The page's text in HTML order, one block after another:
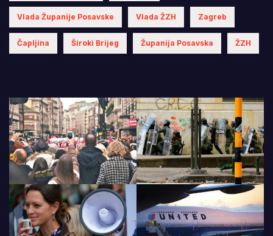
Vlada Županije Posavske Vlada ŽZH Zagreb
Čapljina Široki Brijeg Županija Posavska ŽZH